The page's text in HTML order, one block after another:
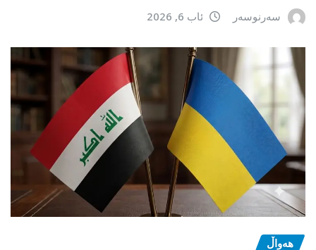
سەرنوسەر ئاب 6, 2026
هەواڵ